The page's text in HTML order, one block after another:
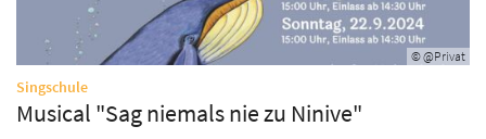
© @Privat
Singschule:
Musical "Sag niemals nie zu Ninive"